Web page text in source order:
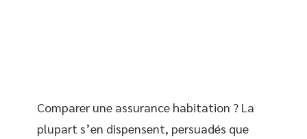
Comparer une assurance habitation ? La
plupart s’en dispensent, persuadés que